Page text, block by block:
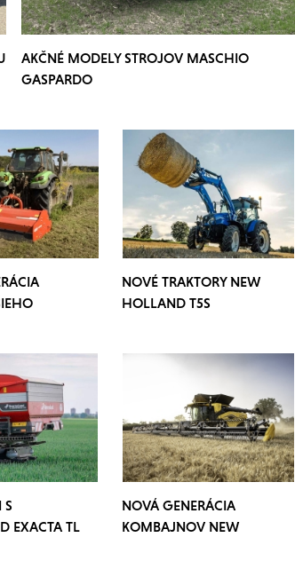
AKČNÉ MODELY STROJOV MASCHIO
GASPARDO
NOVÉ TRAKTORY NEW
HOLLAND T5S
S
EXACTA TL
NOVÁ GENERÁCIA
KOMBAJNOV NEW